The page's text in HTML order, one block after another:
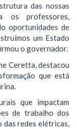
das nossas
os professores,
oportunidades de
um Estado
o governador.
Ceretta, destacou
que está
que impactam
de trabalho dos
das redes elétricas,